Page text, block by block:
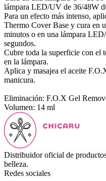
lámpara LED/UV de 36/48W
Para un efecto más intenso,
Thermo Cover Base y cura en
minutos o en una lámpara
segundos.
Cubre toda la superficie con el
en la lámpara.
Aplica y masajea el aceite
manicura.
Eliminación: F.O.X Gel
Volumen: 14 ml
Distribuidor oficial de
belleza.
Redes sociales